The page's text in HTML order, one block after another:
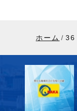
ホーム 36